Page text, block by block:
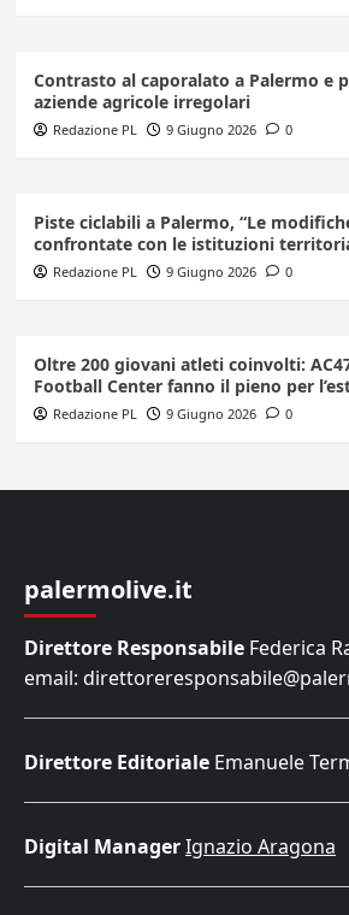
Contrasto al caporalato a Palermo e
aziende agricole irregolari
Redazione PL 9 Giugno 2026 0
Piste ciclabili a Palermo, “Le
confrontate con le istituzioni
Redazione PL 9 Giugno 2026 0
Oltre 200 giovani atleti coinvolti:
Football Center fanno il pieno per
Redazione PL 9 Giugno 2026 0
palermolive.it
Direttore Responsabile Federica
email:
Direttore Editoriale Emanuele
Digital ManagerIgnazio Aragona